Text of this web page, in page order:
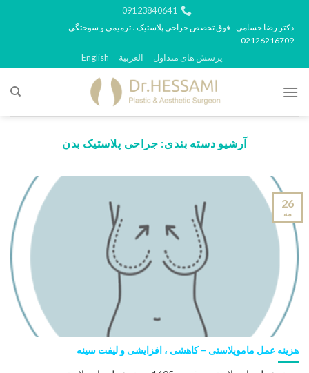
محتوا
09123840641
دکتر رضا حسامی - فوق تخصص جراحی پلاستیک ، ترمیمی و سوختگی -
02126216709
پرسش های متداول العربية English
آرشیو دسته بندی: جراحی پلاستیک بدن
هزینه عمل ماموپلاستی – کاهشی ، افزایشی و لیفت سینه
26
مه